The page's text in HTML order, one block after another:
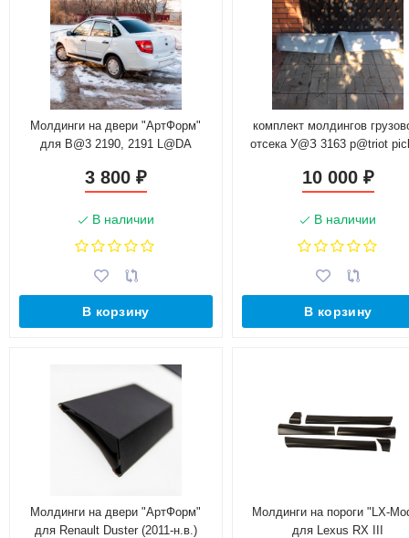
Молдинги на двери "АртФорм"
для B@3 2190, 2191 L@DA
3 800 ₽
В наличии
В корзину
комплект молдингов
отсека У@З 3163 p@triot
10 000 ₽
В наличии
В корзину
Молдинги на двери "АртФорм"
для Renault Duster (2011-н.в.)
Молдинги на пороги "LX-
для Lexus RX III